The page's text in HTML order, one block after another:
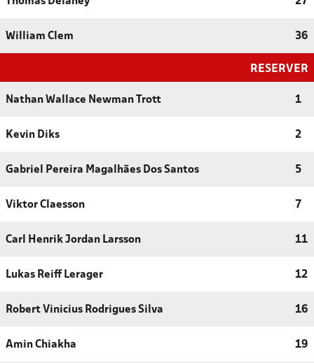
William Clem 36
RESERVER
Nathan Wallace Newman Trott 1
Kevin Diks 2
Gabriel Pereira Magalhães Dos Santos 5
Viktor Claesson 7
Carl Henrik Jordan Larsson 11
Lukas Reiff Lerager 12
Robert Vinicius Rodrigues Silva 16
Amin Chiakha 19